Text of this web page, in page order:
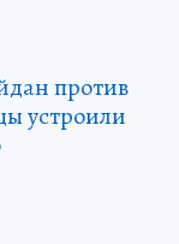
против
устроили